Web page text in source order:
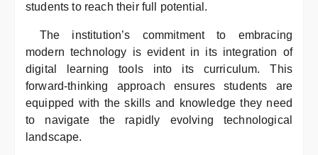
students to reach their full potential.
The institution’s commitment to embracing
modern technology is evident in its integration of
digital learning tools into its curriculum. This
forward-thinking approach ensures students are
equipped with the skills and knowledge they need
to navigate the rapidly evolving technological
landscape.